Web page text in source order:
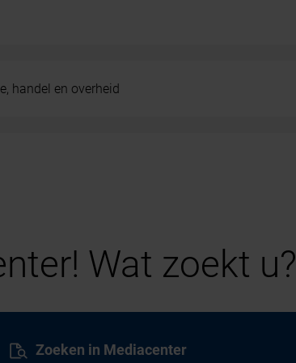
handel en overheid
Wat zoekt u?
Zoeken in Mediacenter